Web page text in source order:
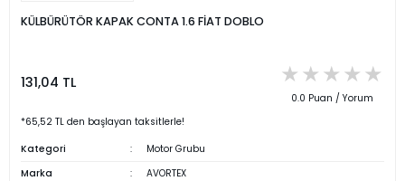
KÜLBÜRÜTÖR KAPAK CONTA 1.6 FİAT DOBLO
131,04 TL
0.0 Puan / Yorum
*65,52 TL den başlayan taksitlerle!
Kategori
Motor Grubu
Marka
AVORTEX